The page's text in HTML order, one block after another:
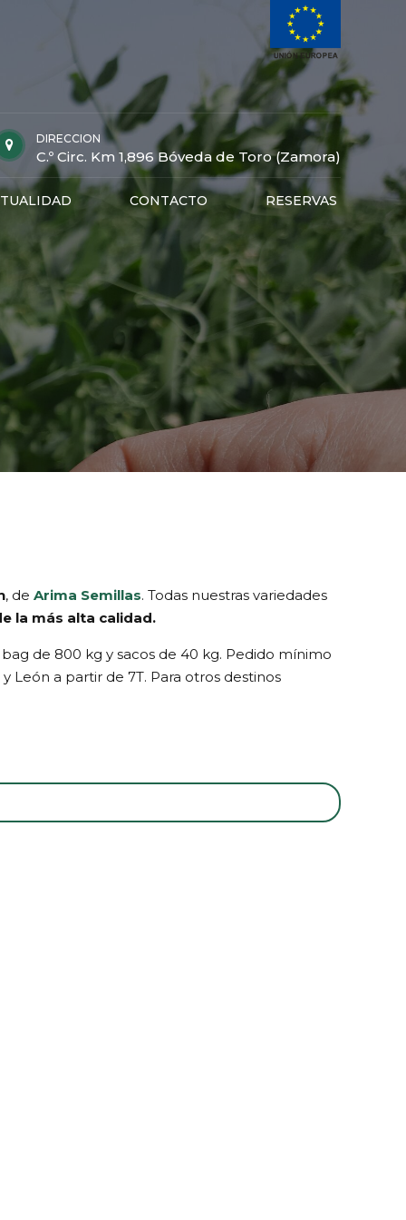
DIRECCION
C.º Circ. Km 1,896 Bóveda de Toro (Zamora)
CONTACTO RESERVAS
, de Arima Semillas. Todas nuestras variedades
la más alta calidad.
de 800 kg y sacos de 40 kg. Pedido mínimo
León a partir de 7T. Para otros destinos